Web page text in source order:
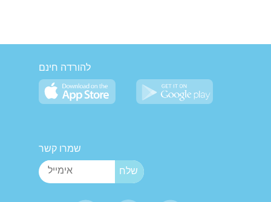
להורדה חינם
שמרו קשר